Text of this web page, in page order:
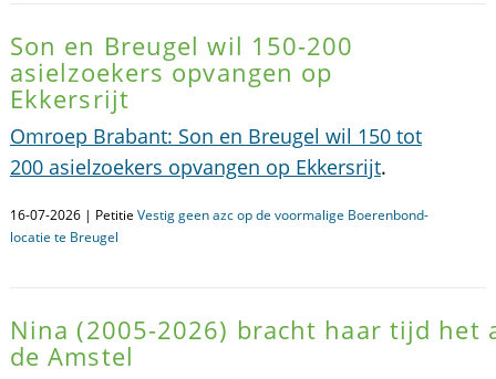
Son en Breugel wil 150-200
asielzoekers opvangen op
Ekkersrijt
Omroep Brabant: Son en Breugel wil 150 tot
200 asielzoekers opvangen op Ekkersrijt.
16-07-2026 | Petitie Vestig geen azc op de voormalige Boerenbond-
locatie te Breugel
Nina (2005-2026) bracht haar tijd
de Amstel